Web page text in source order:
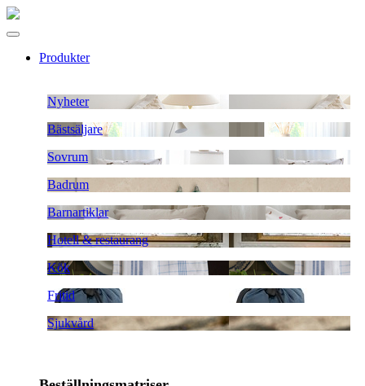
Produkter
Nyheter
Bästsäljare
Sovrum
Badrum
Barnartiklar
Hotell & restaurang
Kök
Fritid
Sjukvård